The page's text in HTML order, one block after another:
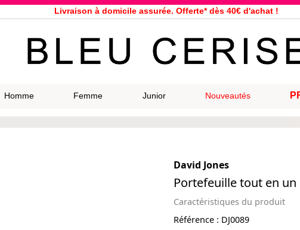
Livraison à domicile assurée. Offerte* dès 40€ d'achat !
Expédition le jour même pour toutes commandes passées avant 12h, du lundi
33 magasins répartis dans la France. Un à proximité de chez vous ?
Homme Femme Junior Nouveautés
David Jones
Portefeuille tout en un
Caractéristiques du produit
Référence : DJ0089